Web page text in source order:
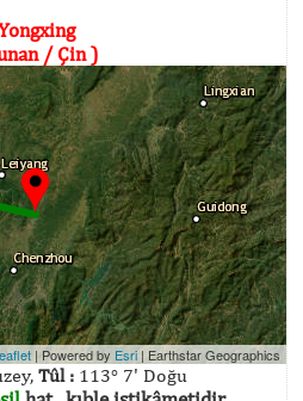
/ Çin )
| Powered by Esri | Earthstar Geographics
Tûl : 113° 7' Doğu